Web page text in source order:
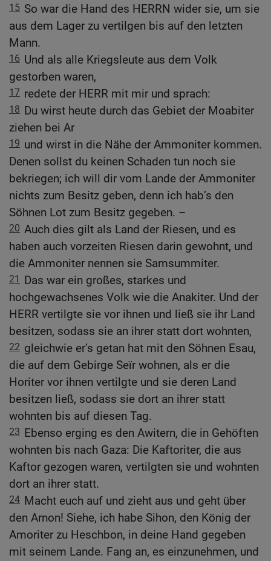
15 So war die Hand des HERRN wider sie, um sie
aus dem Lager zu vertilgen bis auf den letzten
Mann.
16 Und als alle Kriegsleute aus dem Volk
gestorben waren,
17 redete der HERR mit mir und sprach:
18 Du wirst heute durch das Gebiet der Moabiter
ziehen bei Ar
19 und wirst in die Nähe der Ammoniter kommen.
Denen sollst du keinen Schaden tun noch sie
bekriegen; ich will dir vom Lande der Ammoniter
nichts zum Besitz geben, denn ich hab’s den
Söhnen Lot zum Besitz gegeben. –
20 Auch dies gilt als Land der Riesen, und es
haben auch vorzeiten Riesen darin gewohnt, und
die Ammoniter nennen sie Samsummiter.
21
Das war ein großes, starkes und
hochgewachsenes Volk wie die Anakiter. Und der
HERR vertilgte sie vor ihnen und ließ sie ihr Land
besitzen, sodass sie an ihrer statt dort wohnten,
22 gleichwie er’s getan hat mit den Söhnen Esau,
die auf dem Gebirge Seïr wohnen, als er die
Horiter vor ihnen vertilgte und sie deren Land
besitzen ließ, sodass sie dort an ihrer statt
wohnten bis auf diesen Tag.
23 Ebenso erging es den Awitern, die in Gehöften
wohnten bis nach Gaza: Die Kaftoriter, die aus
Kaftor gezogen waren, vertilgten sie und wohnten
dort an ihrer statt.
24 Macht euch auf und zieht aus und geht über
den Arnon! Siehe, ich habe Sihon, den König der
Amoriter zu Heschbon, in deine Hand gegeben
mit seinem Lande. Fang an, es einzunehmen, und